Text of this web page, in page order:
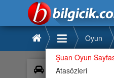
Şuan Oyun
Atasözleri
Oyun
Araba